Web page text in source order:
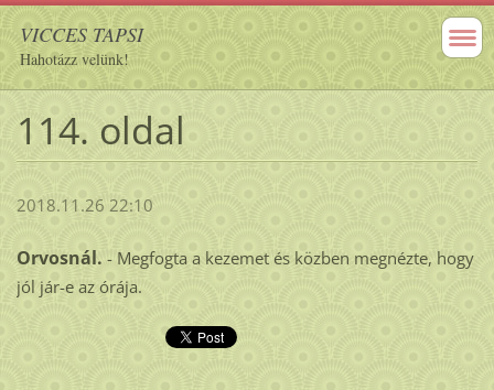
VICCES TAPSI
Hahotázz velünk!
114. oldal
2018.11.26 22:10
Orvosnál. - Megfogta a kezemet és közben megnézte, hogy
jól jár-e az órája.